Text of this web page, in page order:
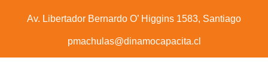
Av. Libertador Bernardo O’ Higgins 1583, Santiago
pmachulas@dinamocapacita.cl